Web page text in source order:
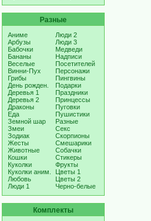
Разные
Аниме
Арбузы
Бабочки
Бананы
Веселые
Винни-Пух
Грибы
День рожден.
Деревья 1
Деревья 2
Драконы
Еда
Земной шар
Змеи
Зодиак
Жесты
Животные
Кошки
Куколки
Куколки аним.
Любовь
Люди 1
Люди 2
Люди 3
Медведи
Надписи
Посетителей
Персонажи
Пингвины
Подарки
Праздники
Принцессы
Пуговки
Пушистики
Разные
Секс
Скорпионы
Смешарики
Собачки
Стикеры
Фрукты
Цветы 1
Цветы 2
Черно-белые
Комплекты